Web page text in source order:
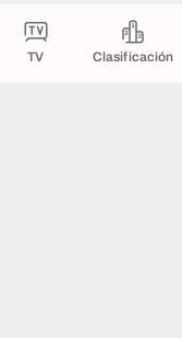
TV Clasificación